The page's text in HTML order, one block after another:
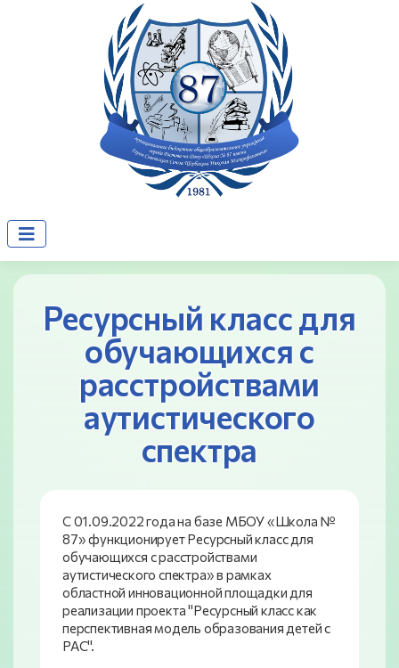
Ресурсный класс для
обучающихся с
расстройствами
аутистического
спектра
С 01.09.2022 года на базе МБОУ «Школа №
87» функционирует Ресурсный класс для
обучающихся с расстройствами
аутистического спектра» в рамках
областной инновационной площадки для
реализации проекта "Ресурсный класс как
перспективная модель образования детей с
РАС".